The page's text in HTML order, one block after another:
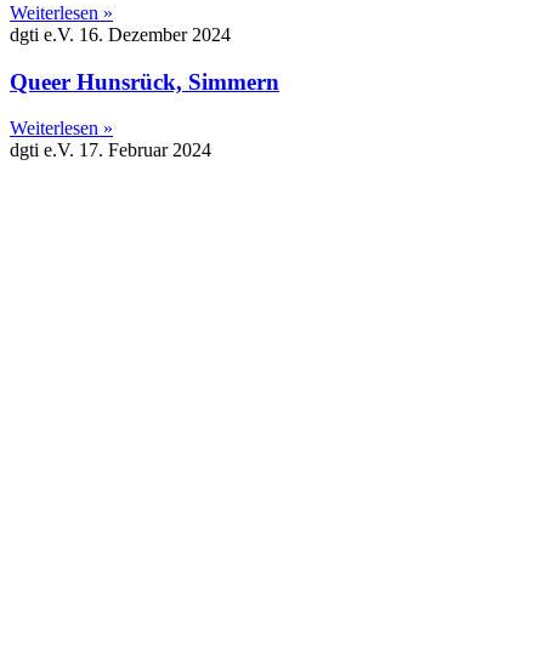
Weiterlesen »
dgti e.V. 16. Dezember 2024
Queer Hunsrück, Simmern
Weiterlesen »
dgti e.V. 17. Februar 2024